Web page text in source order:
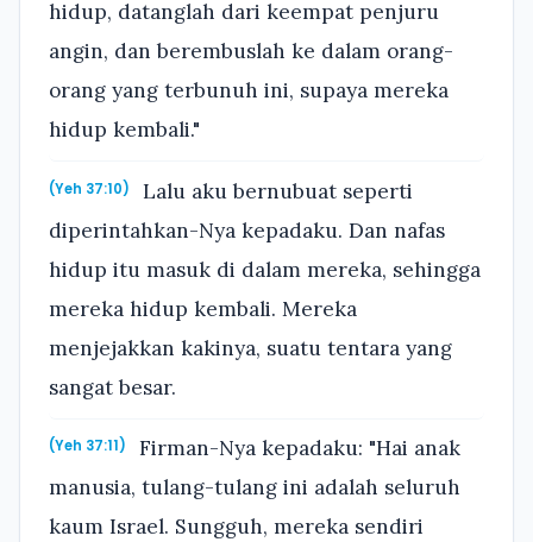
hidup, datanglah dari keempat penjuru
angin, dan berembuslah ke dalam orang-
orang yang terbunuh ini, supaya mereka
hidup kembali."
(Yeh 37:10)
Lalu aku bernubuat seperti
diperintahkan-Nya kepadaku. Dan nafas
hidup itu masuk di dalam mereka, sehingga
mereka hidup kembali. Mereka
menjejakkan kakinya, suatu tentara yang
sangat besar.
(Yeh 37:11)
Firman-Nya kepadaku: "Hai anak
manusia, tulang-tulang ini adalah seluruh
kaum Israel. Sungguh, mereka sendiri